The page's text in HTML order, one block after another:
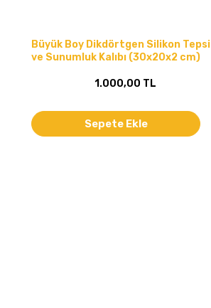
Büyük Boy Dikdörtgen Silikon Tepsi
ve Sunumluk Kalıbı (30x20x2 cm)
1.000,00 TL
Sepete Ekle